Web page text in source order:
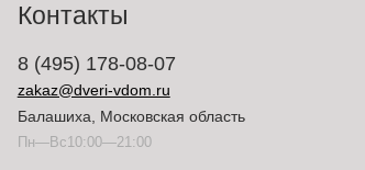
Контакты
8 (495) 178-08-07
zakaz@dveri-vdom.ru
Балашиха, Московская область
Пн—Вс10:00—21:00